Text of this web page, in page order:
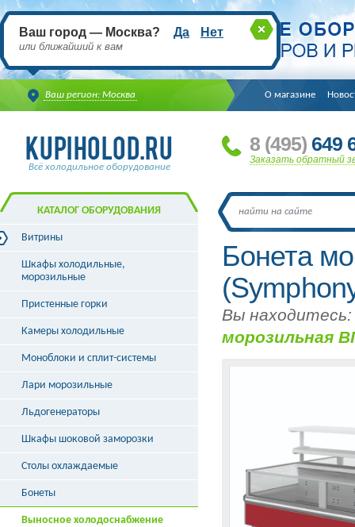
Ваш регион: Москва
Ваш город — Москва? Да Нет
или ближайший к вам
О магазине
Всё холодильное оборудование
8 (495) 649
Заказать обратный
Бонета
Вы находитесь:
морозильная
КАТАЛОГ ОБОРУДОВАНИЯ
Витрины
Витрины холодильные
Витрины морозильные
Витрины кондитерские
Витрины угловые
Витрины «рыба на льду»
Шкафы холодильные,
морозильные
Пристенные горки
Камеры холодильные
Моноблоки и сплит-системы
Лари морозильные
Льдогенераторы
Шкафы шоковой заморозки
Столы охлаждаемые
Бонеты
Выносное холодоснабжение